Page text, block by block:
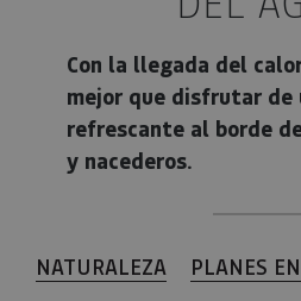
Con la llegada del
mejor que disfrutar de
refrescante al borde
y nacederos.
NATURALEZA
PLANES